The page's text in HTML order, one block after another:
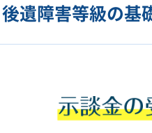
後遺障害等級の基